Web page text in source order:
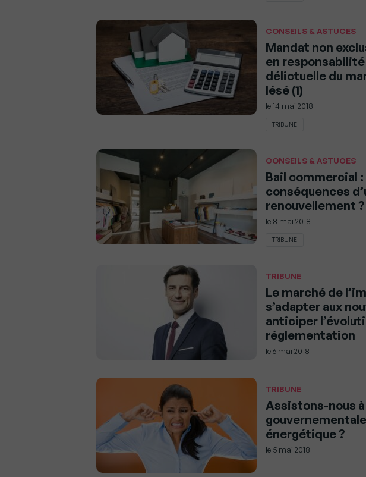
CONSEILS & ASTUCES
Mandat non
en
délictuelle du
lésé (1)
le14 mai 2018
TRIBUNE
CONSEILS & ASTUCES
Bail commercial
conséquences
renouvellement ?
le 8 mai 2018
TRIBUNE
TRIBUNE
Le marché de
s’adapter aux
anticiper
réglementation
le6 mai 2018
TRIBUNE
Assistons-nous
énergétique ?
le 5 mai 2018